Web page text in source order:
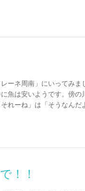
ーネ周南」にいってみま
魚は安いようです。傍の
れーね」は「そうなんだ
！！